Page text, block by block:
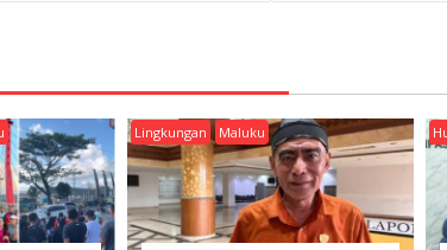
Lingkungan Maluku